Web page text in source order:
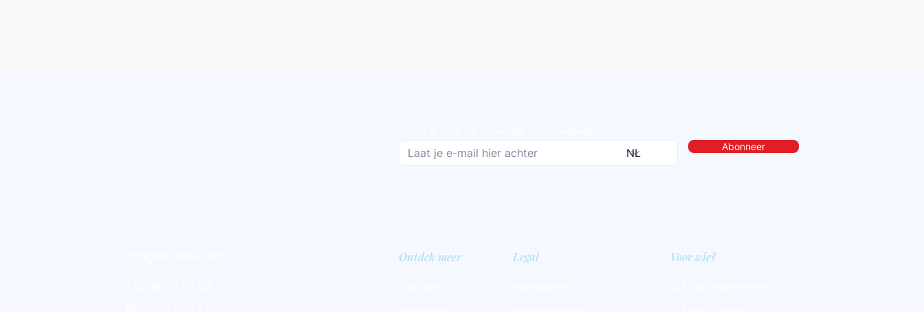
Abonneer
Ontdek meer Legal Voor wie?